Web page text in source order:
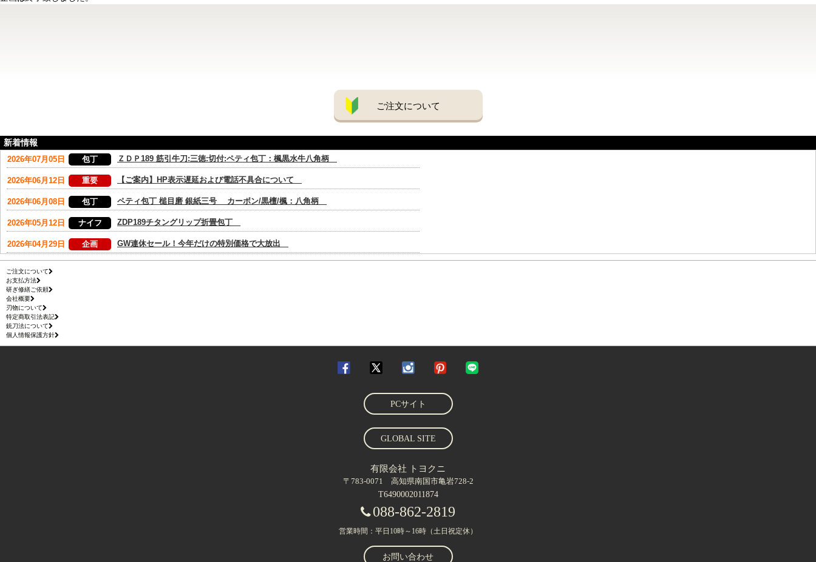
ご注文について
新着情報
ご注文について
お支払方法
研ぎ修繕ご依頼
会社概要
刃物について
特定商取引法表記
銃刀法について
個人情報保護方針
PCサイト
GLOBAL SITE
有限会社 トヨクニ
〒783-0071 高知県南国市亀岩728-2
T6490002011874
088-862-2819
営業時間：平日10時～16時（土日祝定休）
お問い合わせ